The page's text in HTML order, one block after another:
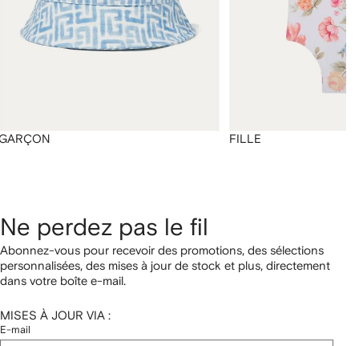
FILLE
Ne perdez pas le fil
Abonnez-vous pour recevoir des promotions, des sélections
personnalisées, des mises à jour de stock et plus, directement
dans votre boîte e-mail.
MISES À JOUR VIA :
E-mail